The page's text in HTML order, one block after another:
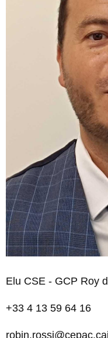
Elu CSE - GCP Roy
+33 4 13 59 64 16